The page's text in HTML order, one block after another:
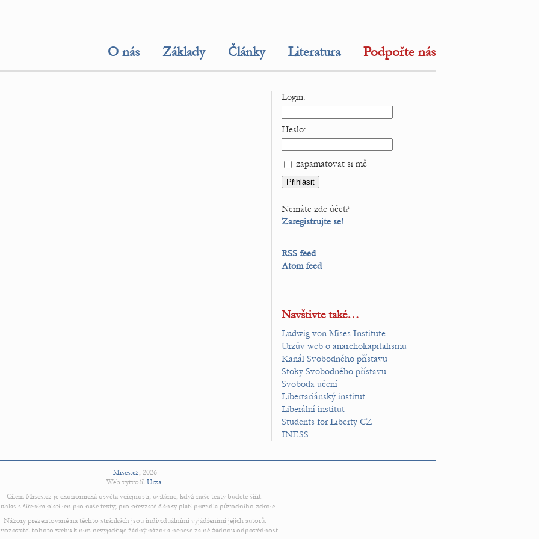
O nás Základy Články Literatura Podpořte nás
Login:
Heslo:
zapamatovat si mě
Nemáte zde účet?
Zaregistrujte se!
RSS feed
Atom feed
Navštivte také…
Ludwig von Mises Institute
Urzův web o anarchokapitalismu
Kanál Svobodného přístavu
Stoky Svobodného přístavu
Svoboda učení
Libertariánský institut
Liberální institut
Students for Liberty CZ
INESS
Mises.cz, 2026
Web vytvořil Urza.
Cílem Mises.cz je ekonomická osvěta veřejnosti; uvítáme, když naše texty budete šířit.
s šířením platí jen pro naše texty; pro převzaté články platí pravidla původního zdroje.
Názory prezentované na těchto stránkách jsou individuálními vyjádřeními jejich autorů.
tohoto webu k nim nevyjadřuje žádný názor a nenese za ně žádnou odpovědnost.